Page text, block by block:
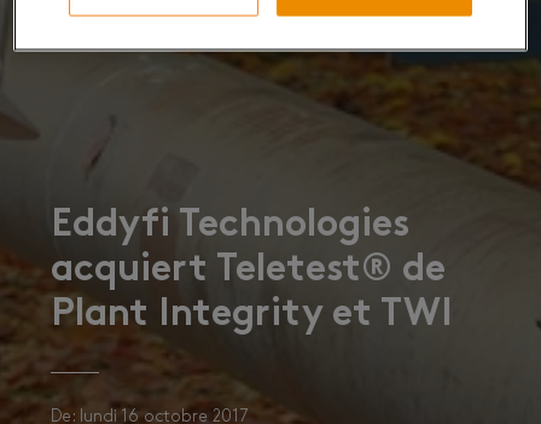
Eddyfi Technologies
acquiert Teletest® de
Plant Integrity et TWI
De: lundi 16 octobre 2017